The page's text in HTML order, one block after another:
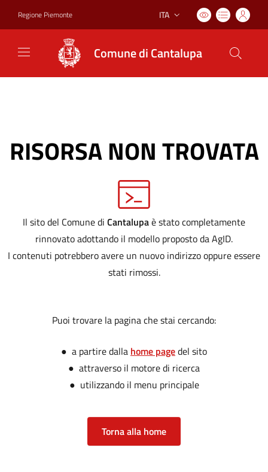
Regione Piemonte Lingua attiva:
ITA
Comune di Cantalupa
RISORSA NON TROVATA
Il sito del Comune di Cantalupaè stato completamente
rinnovato adottando il modello proposto da AgID.
I contenuti potrebbero avere un nuovo indirizzo oppure essere
stati rimossi.
Puoi trovare la pagina che stai cercando:
● a partire dalla home pagedel sito
● attraverso il motore di ricerca
● utilizzando il menu principale
Torna alla home